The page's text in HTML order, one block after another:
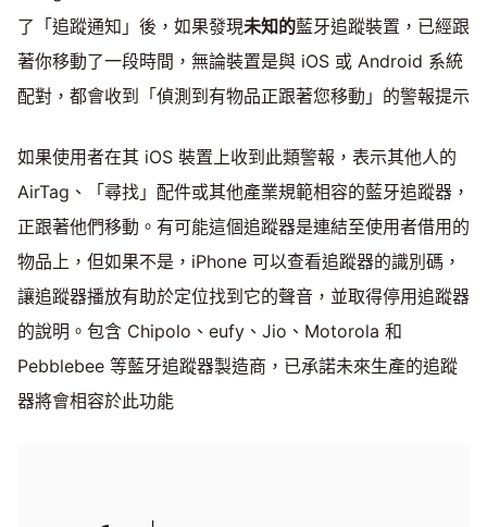
了「追蹤通知」後，如果發現未知的藍牙追蹤裝置，已經跟
著你移動了一段時間，無論裝置是與 iOS 或 Android 系統
配對，都會收到「偵測到有物品正跟著您移動」的警報提示
如果使用者在其 iOS 裝置上收到此類警報，表示其他人的
AirTag、「尋找」配件或其他產業規範相容的藍牙追蹤器，
正跟著他們移動。有可能這個追蹤器是連結至使用者借用的
物品上，但如果不是，iPhone 可以查看追蹤器的識別碼，
讓追蹤器播放有助於定位找到它的聲音，並取得停用追蹤器
的說明。包含 Chipolo、eufy、Jio、Motorola 和
Pebblebee 等藍牙追蹤器製造商，已承諾未來生產的追蹤
器將會相容於此功能